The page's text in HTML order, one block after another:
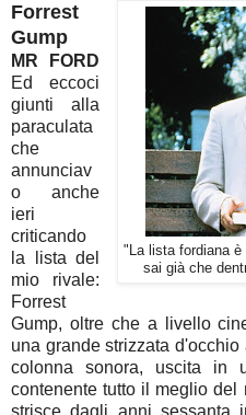
"La lista fordiana
sai già che
Forrest
Gump
MR FORD
Ed eccoci
giunti alla
paraculata
che
annunciav
o anche
ieri
criticando
la lista del
mio rivale:
Forrest
Gump, oltre che a livello
una grande strizzata
colonna sonora, uscita in
contenente tutto il meglio